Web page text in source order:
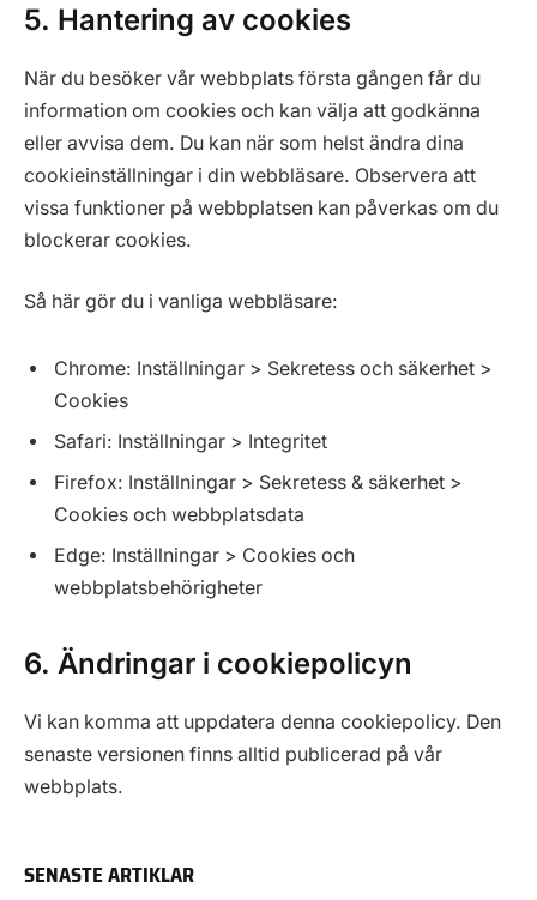
5. Hantering av cookies
När du besöker vår webbplats första gången får du
information om cookies och kan välja att godkänna
eller avvisa dem. Du kan när som helst ändra dina
cookieinställningar i din webbläsare. Observera att
vissa funktioner på webbplatsen kan påverkas om du
blockerar cookies.
Så här gör du i vanliga webbläsare:
Chrome: Inställningar > Sekretess och säkerhet >
Cookies
Safari: Inställningar > Integritet
Firefox: Inställningar > Sekretess & säkerhet >
Cookies och webbplatsdata
Edge: Inställningar > Cookies och
webbplatsbehörigheter
6. Ändringar i cookiepolicyn
Vi kan komma att uppdatera denna cookiepolicy. Den
senaste versionen finns alltid publicerad på vår
webbplats.
SENASTE ARTIKLAR